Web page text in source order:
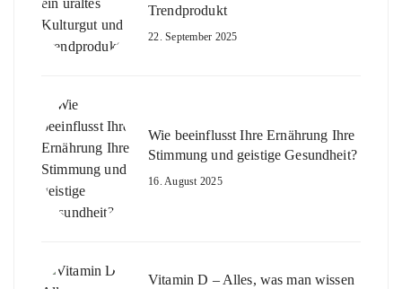
Trendprodukt
22. September 2025
Wie beeinflusst Ihre Ernährung Ihre
Stimmung und geistige Gesundheit?
16. August 2025
Vitamin D – Alles, was man wissen